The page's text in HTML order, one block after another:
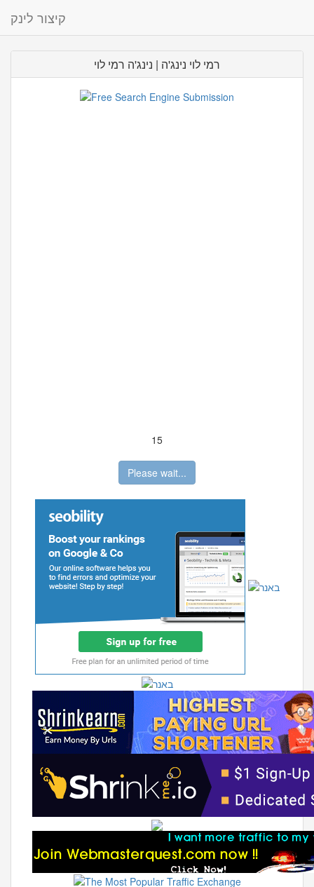
קיצור לינק
רמי לוי נינג'ה | נינג'ה רמי לוי
15
Please wait...